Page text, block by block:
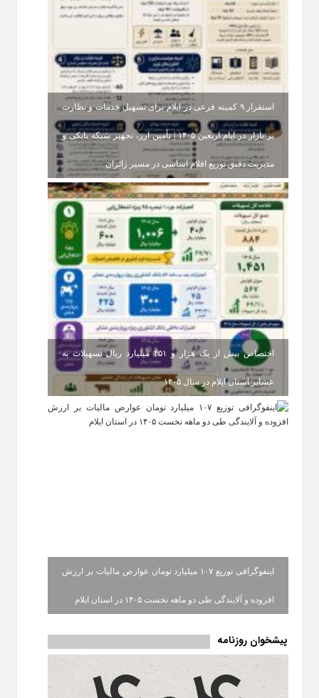
استقرار ۹ کمیته فرعی در ایلام برای تسهیل خدمات و نظارت
بر بازار در ایام اربعین ۱۴۰۵ | تأمین ارز، تجهیز شبکه بانکی و
مدیریت دقیق توزیع اقلام اساسی در مسیر زائران
اختصاص بیش از یک هزار و ۴۵۱ میلیارد ریال تسهیلات به
عشایر استان ایلام در سال ۱۴۰۵
اینفوگرافی توزیع ۱۰۷ میلیارد تومان عوارض مالیات بر ارزش
افزوده و آلایندگی طی دو ماهه نخست ۱۴۰۵ در استان ایلام
پیشخوان روزنامه